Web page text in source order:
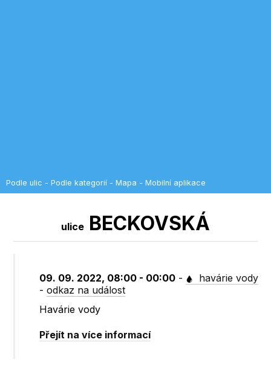
Podle ulic - Podle kategorií - Mapa - Mobilní aplikace
ulice BECKOVSKÁ
09. 09. 2022, 08:00 - 00:00 -
havárie vody
-odkaz na událost
Havárie vody
Přejít na více informací